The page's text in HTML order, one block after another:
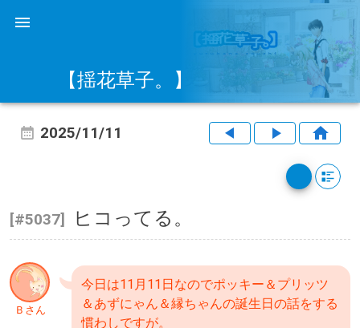
【揺花草子。】
2025/11/11
[#5037] ヒコってる。
Ｂさん
今日は11月11日なのでポッキー＆プリッツ
＆あずにゃん＆縁ちゃんの誕生日の話をする
慣わしですが。